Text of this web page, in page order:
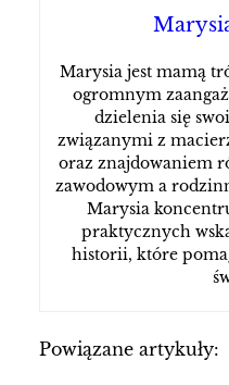
Marysia jest mamą
ogromnym
dzielenia się
związanymi z
oraz znajdowaniem
zawodowym a
Marysia
praktycznych
historii, które
Powiązane artykuły: